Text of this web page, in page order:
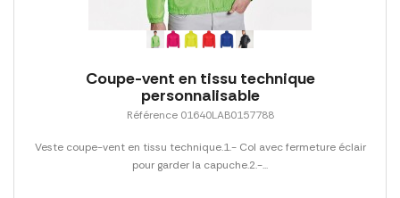
Coupe-vent en tissu technique
personnalisable
Référence 01640LAB0157788
Veste coupe-vent en tissu technique.1.- Col avec fermeture éclair
pour garder la capuche.2.-...